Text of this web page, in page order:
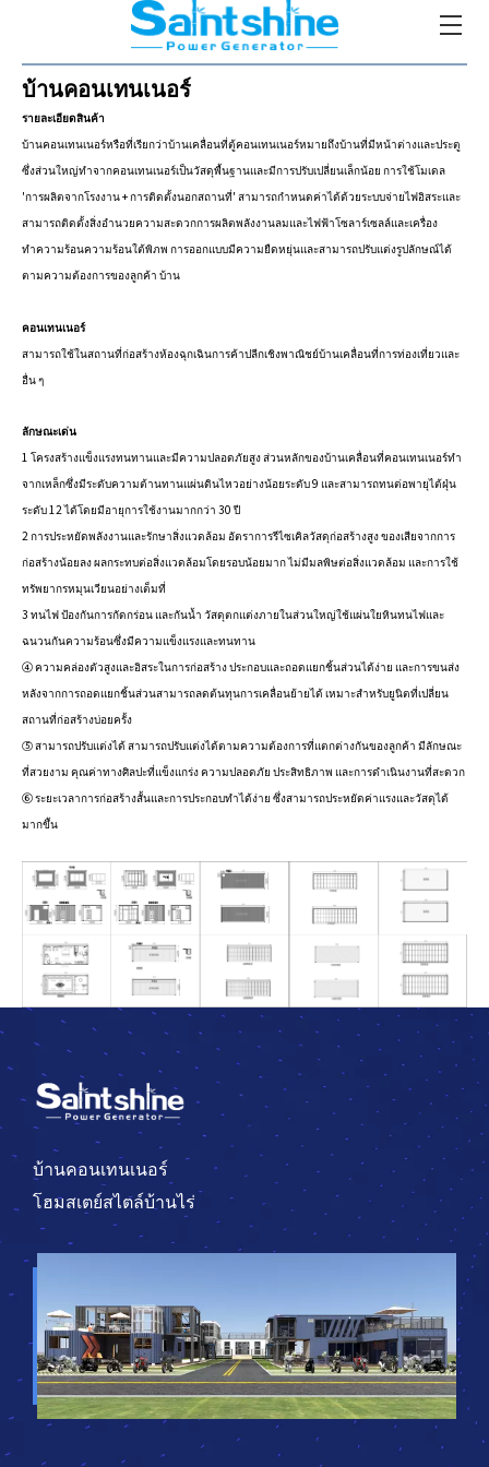
บ้านคอนเทนเนอร์
รายละเอียดสินค้า
บ้านคอนเทนเนอร์หรือที่เรียกว่าบ้านเคลื่อนที่ตู้คอนเทนเนอร์หมายถึงบ้านที่มีหน้าต่างและประตู
ซึ่งส่วนใหญ่ทำจากคอนเทนเนอร์เป็นวัสดุพื้นฐานและมีการปรับเปลี่ยนเล็กน้อย การใช้โมเดล
'การผลิตจากโรงงาน + การติดตั้งนอกสถานที่' สามารถกำหนดค่าได้ด้วยระบบจ่ายไฟอิสระและ
สามารถติดตั้งสิ่งอำนวยความสะดวกการผลิตพลังงานลมและไฟฟ้าโซลาร์เซลล์และเครื่อง
ทำความร้อนความร้อนใต้พิภพ การออกแบบมีความยืดหยุ่นและสามารถปรับแต่งรูปลักษณ์ได้
ตามความต้องการของลูกค้า บ้าน
คอนเทนเนอร์
สามารถใช้ในสถานที่ก่อสร้างห้องฉุกเฉินการค้าปลีกเชิงพาณิชย์บ้านเคลื่อนที่การท่องเที่ยวและ
อื่น ๆ
ลักษณะเด่น
1 โครงสร้างแข็งแรงทนทานและมีความปลอดภัยสูง ส่วนหลักของบ้านเคลื่อนที่คอนเทนเนอร์ทำ
จากเหล็กซึ่งมีระดับความต้านทานแผ่นดินไหวอย่างน้อยระดับ 9 และสามารถทนต่อพายุไต้ฝุ่น
ระดับ 12 ได้โดยมีอายุการใช้งานมากกว่า 30 ปี
2 การประหยัดพลังงานและรักษาสิ่งแวดล้อม อัตราการรีไซเคิลวัสดุก่อสร้างสูง ของเสียจากการ
ก่อสร้างน้อยลง ผลกระทบต่อสิ่งแวดล้อมโดยรอบน้อยมาก ไม่มีมลพิษต่อสิ่งแวดล้อม และการใช้
ทรัพยากรหมุนเวียนอย่างเต็มที่
3 ทนไฟ ป้องกันการกัดกร่อน และกันน้ำ วัสดุตกแต่งภายในส่วนใหญ่ใช้แผ่นใยหินทนไฟและ
ฉนวนกันความร้อนซึ่งมีความแข็งแรงและทนทาน
④ ความคล่องตัวสูงและอิสระในการก่อสร้าง ประกอบและถอดแยกชิ้นส่วนได้ง่าย และการขนส่ง
หลังจากการถอดแยกชิ้นส่วนสามารถลดต้นทุนการเคลื่อนย้ายได้ เหมาะสำหรับยูนิตที่เปลี่ยน
สถานที่ก่อสร้างบ่อยครั้ง
⑤ สามารถปรับแต่งได้ สามารถปรับแต่งได้ตามความต้องการที่แตกต่างกันของลูกค้า มีลักษณะ
ที่สวยงาม คุณค่าทางศิลปะที่แข็งแกร่ง ความปลอดภัย ประสิทธิภาพ และการดำเนินงานที่สะดวก
⑥ ระยะเวลาการก่อสร้างสั้นและการประกอบทำได้ง่าย ซึ่งสามารถประหยัดค่าแรงและวัสดุได้
มากขึ้น
บ้านคอนเทนเนอร์
โฮมสเตย์สไตล์บ้านไร่